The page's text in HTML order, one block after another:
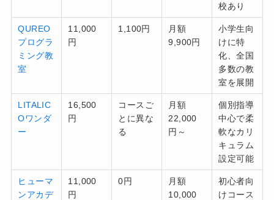
校あり
QUREO
プログラ
ミング教
室
11,000
円
1,100円
月額
9,900円
小学生向
けに特
化、全国
多数の教
室を展開
LITALIC
Oワンダ
ー
16,500
円
コースご
とに異な
る
月額
22,000
円～
個別指導
中心で柔
軟なカリ
キュラム
設定可能
ヒューマ
ンアカデ
11,000
円
0円
月額
10,000
初心者向
けコース